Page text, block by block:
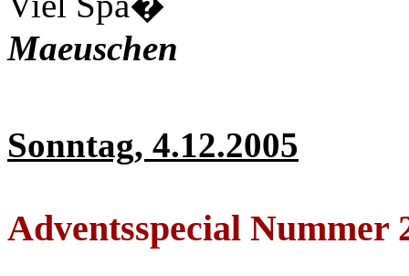
Maeuschen
Sonntag, 4.12.2005
Adventsspecial Nummer